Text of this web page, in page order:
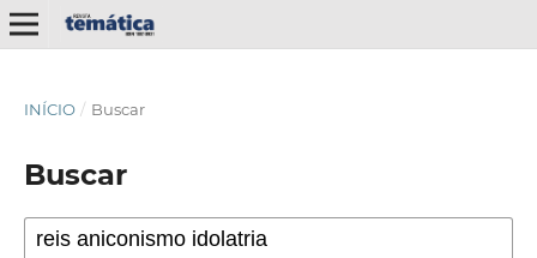
INÍCIO / Buscar
Buscar